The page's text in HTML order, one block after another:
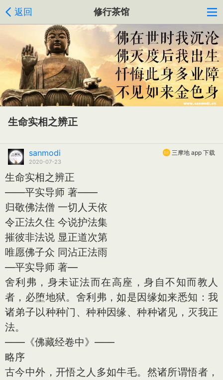
返回 修行茶馆
生命实相之辨正
三摩地 app 下载
sanmodi
2020-07-23
生命实相之辨正
——平实导师 著——
归敬佛法僧 一切人天依
令正法久住 今说护法集
摧彼非法说 显正道次第
唯愿佛子众 同沾正法雨
—平实导师 著—
舍利弗，身未证法而在高座，身自不知而教人
者，必堕地狱。舍利弗，如是因缘如来悉知：我
诸弟子以种种门、种种因缘、种种诸见，灭我正
法。
——《佛藏经卷中》——
略序
古今中外，开悟之人多如牛毛。然诸所谓悟者，